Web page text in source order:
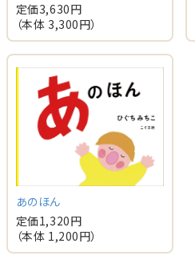
定価3,630円
（本体 3,300円）
あのほん
定価1,320円
（本体 1,200円）